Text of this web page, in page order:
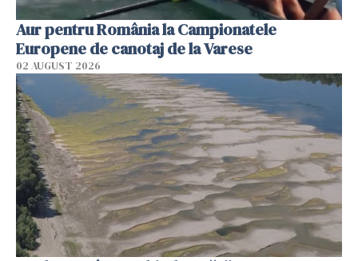
Aur pentru România la Campionatele
Europene de canotaj de la Varese
02 AUGUST 2026